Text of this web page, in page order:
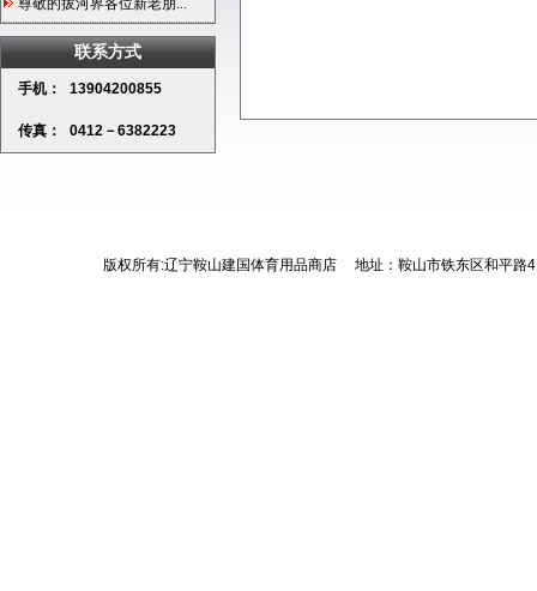
尊敬的拔河界各位新老朋...
联系方式
手机： 13904200855
传真： 0412－6382223
版权所有:辽宁鞍山建国体育用品商店 地址：鞍山市铁东区和平